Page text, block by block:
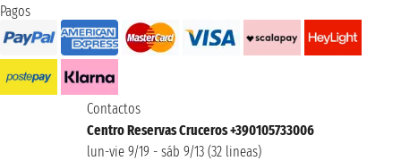
Pagos
Contactos
Centro Reservas Cruceros +390105733006
lun-vie 9/19 - sáb 9/13 (32 lineas)